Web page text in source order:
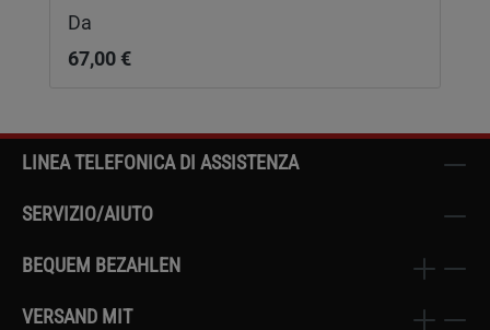
Da
67,00 €
LINEA TELEFONICA DI ASSISTENZA
SERVIZIO/AIUTO
BEQUEM BEZAHLEN
VERSAND MIT